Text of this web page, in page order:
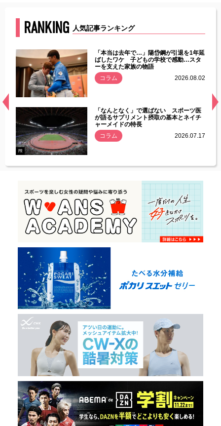
RANKING 人気記事ランキング
常
「本当は去年で…」陽岱鋼が引退を1年延
ばしたワケ 子どもの学校で感動…スタ
ーを支えた家族の物語
コラム
2026.08.02
PR
「なんとなく」で選ばない スポーツ医
が語るサプリメント摂取の基本とネイチ
ャーメイドの特長
コラム
2026.07.17